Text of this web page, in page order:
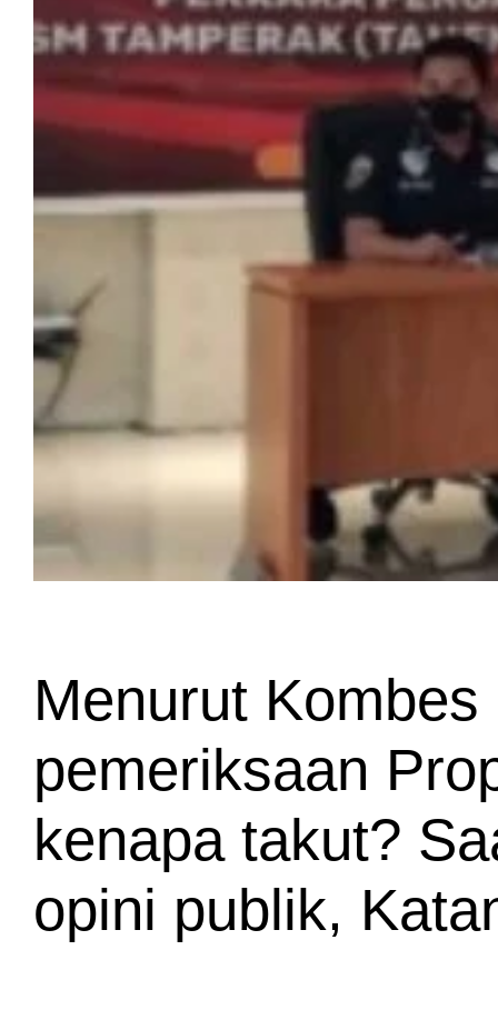
Menurut
pemeriksaan
kenapa takut?
opini publik,